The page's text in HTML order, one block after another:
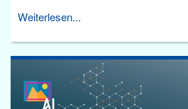
Weiterlesen...